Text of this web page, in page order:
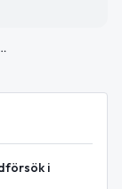
polisanmälan upprättad
i